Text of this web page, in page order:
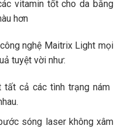
vitamin tốt cho da
hơn
nghệ Maitrix Light
tuyệt vời như:
tất cả các tình trạng
sóng laser không